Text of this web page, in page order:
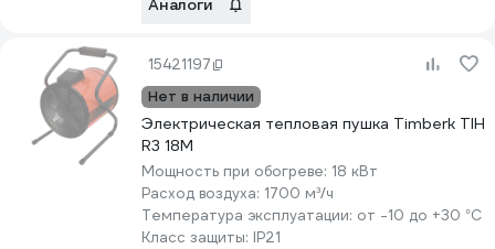
Аналоги
15421197
Нет в наличии
Электрическая тепловая пушка Timberk TIH
R3 18M
Мощность при обогреве: 18 кВт
Расход воздуха: 1700 м³/ч
Температура эксплуатации: от -10 до +30 °С
Класс защиты: IP21